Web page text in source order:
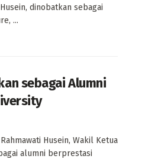
dinobatkan sebagai
...
sebagai Alumni
Rahmawati Husein, Wakil Ketua
alumni berprestasi